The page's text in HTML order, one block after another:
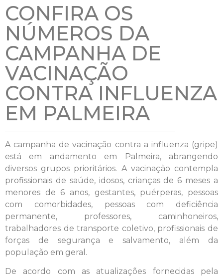
CONFIRA OS
NÚMEROS DA
CAMPANHA DE
VACINAÇÃO
CONTRA INFLUENZA
EM PALMEIRA
A campanha de vacinação contra a influenza (gripe)
está em andamento em Palmeira, abrangendo
diversos grupos prioritários. A vacinação contempla
profissionais de saúde, idosos, crianças de 6 meses a
menores de 6 anos, gestantes, puérperas, pessoas
com comorbidades, pessoas com deficiência
permanente, professores, caminhoneiros,
trabalhadores de transporte coletivo, profissionais de
forças de segurança e salvamento, além da
população em geral.
De acordo com as atualizações fornecidas pela